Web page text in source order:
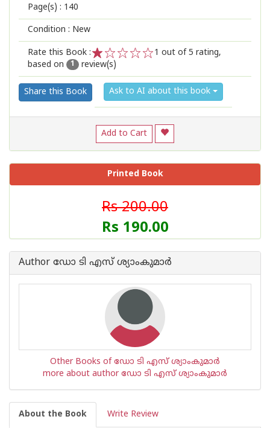
Page(s) : 140
Condition : New
Rate this Book :
2
1
1 out of 5 rating,
based on
1 review(s)
Share this Book Ask to AI about this book
Add to Cart
Printed Book
Rs 200.00
Rs 190.00
Author ഡോ ടി എസ് ശ്യാംകുമാര്‍
Other Books of ഡോ ടി എസ് ശ്യാംകുമാര്‍
more about author ഡോ ടി എസ് ശ്യാംകുമാര്‍
About the Book Write Review